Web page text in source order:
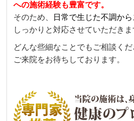
への施術経験も豊富です。
そのため、
日常で生じた不調か
しっかりと対応させていただきま
どんな些細なことでもご相談くだ
ご来院をお待ちしております。